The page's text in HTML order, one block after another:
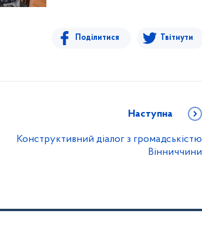
Поділитися Твітнути
Наступна
Конструктивний діалог з громадськістю
Вінниччини